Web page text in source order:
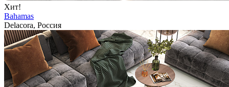
Хит!
Bahamas
Delacora, Россия